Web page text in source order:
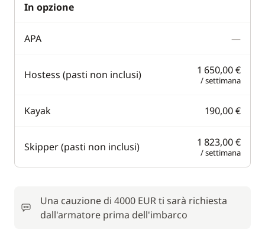
In opzione
APA —
Hostess (pasti non inclusi) 1 650,00 €
/ settimana
Kayak 190,00 €
Skipper (pasti non inclusi) 1 823,00 €
/ settimana
Una cauzione di 4000 EUR ti sarà richiesta
dall'armatore prima dell'imbarco